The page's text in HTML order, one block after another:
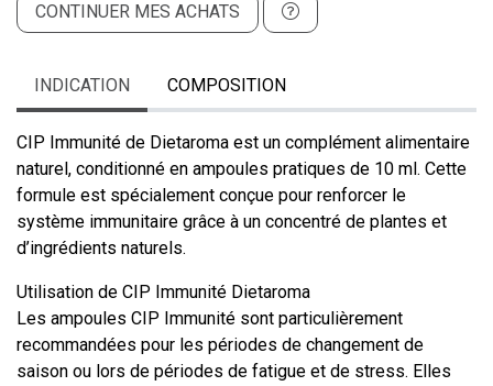
CONTINUER MES ACHATS
INDICATION COMPOSITION
CIP Immunité de Dietaroma est un complément alimentaire
naturel, conditionné en ampoules pratiques de 10 ml. Cette
formule est spécialement conçue pour renforcer le
système immunitaire grâce à un concentré de plantes et
d’ingrédients naturels.
Utilisation de CIP Immunité Dietaroma
Les ampoules CIP Immunité sont particulièrement
recommandées pour les périodes de changement de
saison ou lors de périodes de fatigue et de stress. Elles